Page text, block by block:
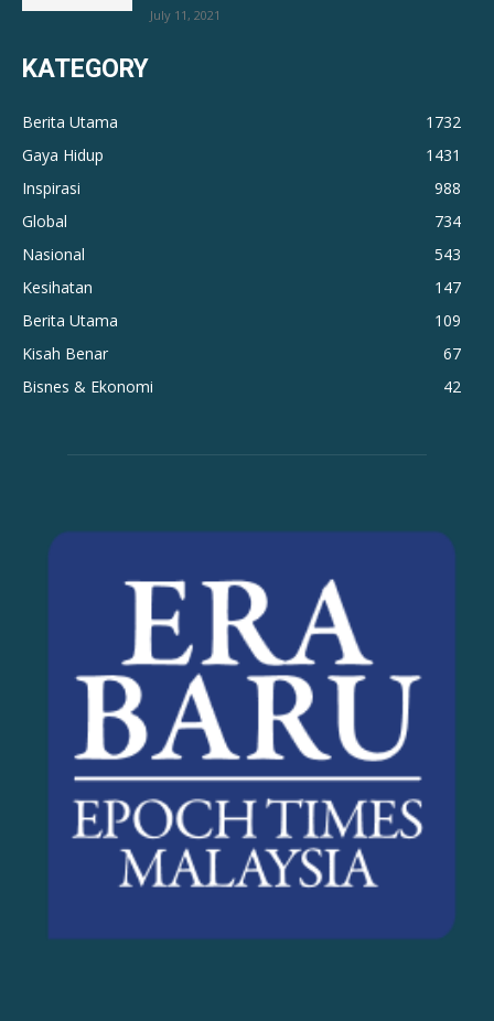
July 11, 2021
KATEGORY
Berita Utama
1732
Gaya Hidup
1431
Inspirasi
988
Global
734
Nasional
543
Kesihatan
147
Berita Utama
109
Kisah Benar
67
Bisnes & Ekonomi
42